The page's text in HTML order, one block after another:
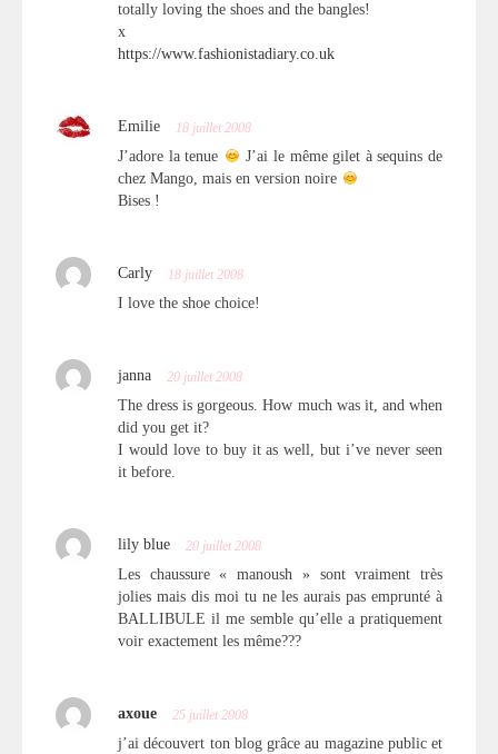
totally loving the shoes and the bangles!
x
https://www.fashionistadiary.co.uk
Emilie 18 juillet 2008
J’adore la tenue
J’ai le même gilet à sequins de
chez Mango, mais en version noire
Bises !
Carly 18 juillet 2008
I love the shoe choice!
janna 20 juillet 2008
The dress is gorgeous. How much was it, and when
did you get it?
I would love to buy it as well, but i’ve never seen
it before.
lily blue 20 juillet 2008
Les chaussure « manoush » sont vraiment très
jolies mais dis moi tu ne les aurais pas emprunté à
BALLIBULE il me semble qu’elle a pratiquement
voir exactement les même???
axoue 25 juillet 2008
j’ai découvert ton blog grâce au magazine public et